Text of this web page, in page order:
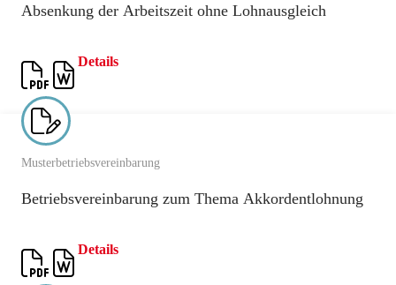
Absenkung der Arbeitszeit ohne Lohnausgleich
Details
Musterbetriebsvereinbarung
Betriebsvereinbarung zum Thema Akkordentlohnung
Details